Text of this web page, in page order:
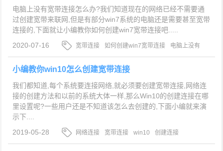
电脑上没有宽带连接怎么办?我们知道现在的网络已经不需要通
过创建宽带来联网,但是有部分win7系统的电脑还是需要甚至宽带
连接的,下面就让小编教你如何创建win7宽带连接吧.....
2020-07-16
宽带连接 如何创建win7宽带连接
电脑上没有
宽带连接
小编教你win10怎么创建宽带连接
我们都知道,每个系统要连接网络,就必须要创建宽带连接,网络连
接的创建方法和以前的系统大体一样,那么Win10的创建连接在哪
里设置呢?一些用户还是不知道该怎么去创建的,下面小编就来演
示下....
2019-05-28
网络连接 宽带连接 win10 创建连接